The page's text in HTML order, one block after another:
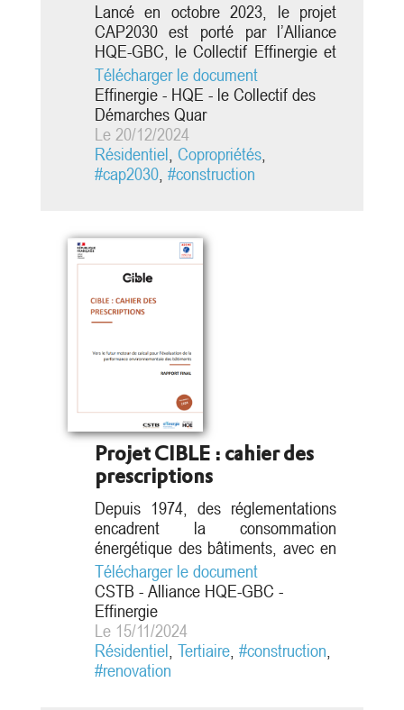
Article
2
Article
3
Article
4
Etude
Lancé en octobre 2023, le projet
CAP2030 est porté par l’Alliance
HQE-GBC, le Collectif Effinergie et
le Collectif des Démarches
Quartiers Bâtiments Durables, avec
le soutien de la Direction Générale
de l’Aménagement, du Logement et
de la Nature (DGALN) du Ministère
de la Transition écologie et de la
Cohésion des territoires et de
technique du...
Télécharger le document
Effinergie - HQE - le Collectif des
Démarches Quar
Le 20/12/2024
Résidentiel, Copropriétés,
#cap2030, #construction
Projet CIBLE : cahier des
prescriptions
Depuis 1974, des réglementations
encadrent la consommation
énergétique des bâtiments, avec en
2022 l'intégration d'indicateurs sur
l'impact climatique dans la RE2020.
Les outils et moteurs de calcul
actuels sont souvent désuets ou
incomplets, et ne répondent plus
aux défis contemporains. Le projet
Télécharger le document
CSTB - Alliance HQE-GBC -
Effinergie
Le 15/11/2024
Résidentiel, Tertiaire, #construction,
#renovation